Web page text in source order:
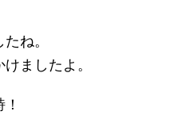
ね。
ましたよ。